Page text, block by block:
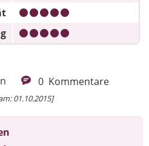
0 Kommentare
01.10.2015]